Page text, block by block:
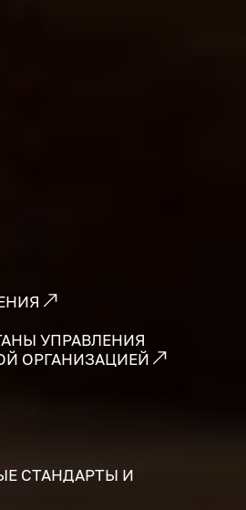
УПРАВЛЕНИЯ
ОРГАНИЗАЦИЕЙ
СТАНДАРТЫ И